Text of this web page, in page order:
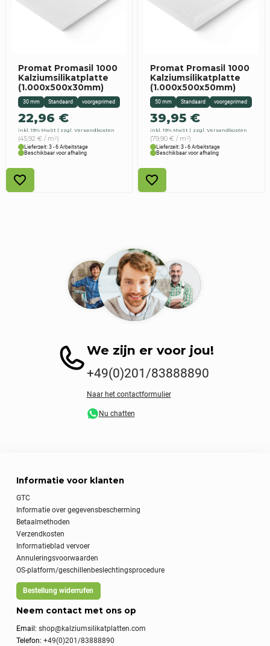
30 mm Standaard voorgeprimed
Promat Promasil 1000
Kalziumsilikatplatte
(1.000x500x30mm)
22,96 €
inkl. 19% MwSt zzgl. Versandkosten
(45,92 € / m²)
Lieferzeit: 3 - 6 Arbeitstage
Beschikbaar voor afhaling
50 mm Standaard voorgeprimed
Promat Promasil 1000
Kalziumsilikatplatte
(1.000x500x50mm)
39,95 €
inkl. 19% MwSt zzgl. Versandkosten
(79,90 € / m²)
Lieferzeit: 3 - 6 Arbeitstage
Beschikbaar voor afhaling
We zijn er voor jou!
+49(0)201/83888890
Naar het contactformulier
Nu chatten
Informatie voor klanten
GTC
Informatie over gegevensbescherming
Betaalmethoden
Verzendkosten
Informatieblad vervoer
Annuleringsvoorwaarden
OS-platform/geschillenbeslechtingsprocedure
Bestellung widerrufen
Neem contact met ons op
Email:shop@kalziumsilikatplatten.com
Telefon:+49(0)201/83888890